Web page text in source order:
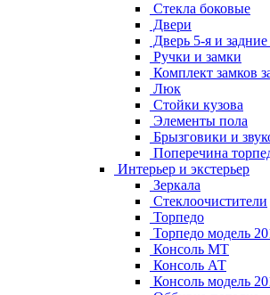
Стекла боковые
Двери
Дверь 5-я и
Ручки и замки
Комплект замков
Люк
Стойки кузова
Элементы пола
Брызговики и
Поперечина
Интерьер и экстерьер
Зеркала
Стеклоочистители
Торпедо
Торпедо модель
Консоль МТ
Консоль АТ
Консоль модель